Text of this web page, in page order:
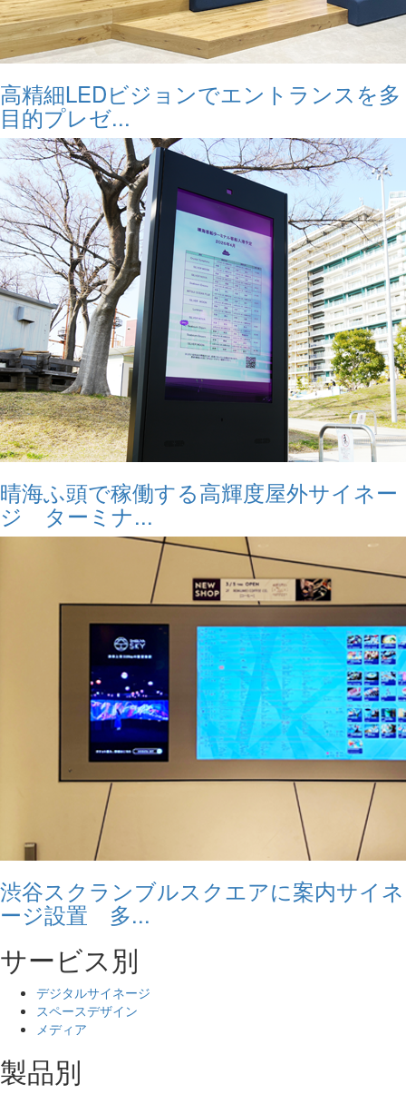
高精細LEDビジョンでエントランスを多
目的プレゼ...
晴海ふ頭で稼働する高輝度屋外サイネー
ジ ターミナ...
渋谷スクランブルスクエアに案内サイネ
ージ設置 多...
サービス別
デジタルサイネージ
スペースデザイン
メディア
製品別